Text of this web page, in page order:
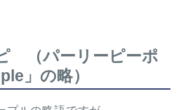
（パーリーピーポ
」の略）